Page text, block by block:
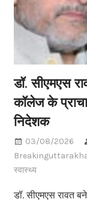
डॉ. सीएमएस
कॉलेज के
निदेशक
03/08/2026
स्वास्थ्य
डॉ. सीएमएस रावत